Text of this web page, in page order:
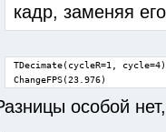
кадр, заменяя
TDecimate(cycleR=1, cycle=4)
ChangeFPS(23.976)
особой